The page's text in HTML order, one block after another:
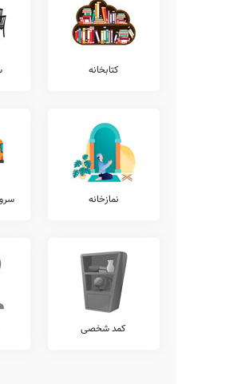
همچنین در خصوص موارد آیین نامه
به کلاس بیرون از مدرسه، انتقال مشاور
ضمناً شروع کلاس ها در این مدرسه از ساعت 7:15 صبح لغایت 13:30 ظهر
خدمات هوشمندسازی
خدمات پرورشی
از جهات فعالیت های پرورشی،
تفریحی و ورزشی، شرکت در مسابقات
مدرسه حرفه ای بوعلی سینا قرار دارد.
امکانات ورزشی
از نظر امکانات و رشته های ورزشی
تنیس روی میز، استخر، والیبال، چمن
امکانات فوق برنامه
کتابخانه
نمازخانه
کمد شخصی